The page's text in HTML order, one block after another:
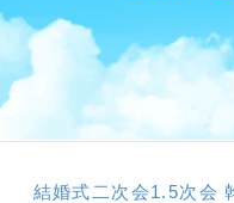
結婚式二次会1.5次会